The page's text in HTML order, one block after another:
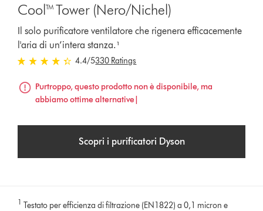
Cool™ Tower (Nero/Nichel)
Il solo purificatore ventilatore che rigenera efficacemente
l'aria di un’intera stanza.¹
4.4 stelle su 5 da 330 Ratings
4.4/5330 Ratings
Purtroppo, questo prodotto non è disponibile, ma
abbiamo ottime alternative|
Scopri i purificatori Dyson
1 Testato per efficienza di filtrazione (EN1822) a 0,1 micron e